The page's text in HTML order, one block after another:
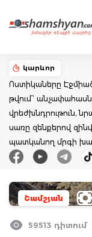
կարևոր
Ոստիկաները
թվում՝
վրեժխնդրութուն,
սառը զենքերով
պատկանող մրգի
Շամշյան
59513 դիտում